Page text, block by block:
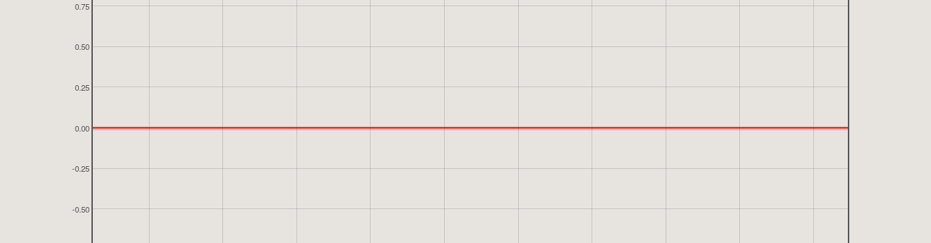
-0.50
-0.25
0.00
0.25
0.50
0.75